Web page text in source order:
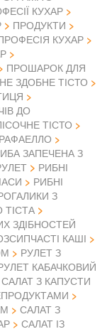
КУХАР
ПРОДУКТИ
КУХАР
ПРОШАРОК ДЛЯ
ЗДОБНЕ ТІСТО
ДО
ТІСТО
РАФАЕЛЛО
ЗАПЕЧЕНА З
РИБНІ
РИБНІ
З
ЗДІБНОСТЕЙ
КАШІ
РУЛЕТ З
КАБАЧКОВИЙ
САЛАТ З КАПУСТИ
САЛАТ З
САЛАТ ІЗ